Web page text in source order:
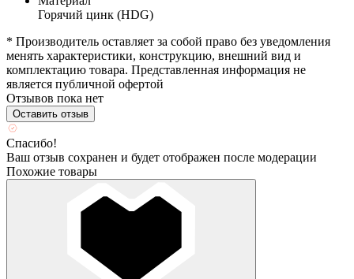
Горячий цинк (HDG)
* Производитель оставляет за собой право без уведомления
менять характеристики, конструкцию, внешний вид и
комплектацию товара. Представленная информация не
является публичной офертой
Отзывов пока нет
Оставить отзыв
Спасибо!
Ваш отзыв сохранен и будет отображен после модерации
Похожие товары